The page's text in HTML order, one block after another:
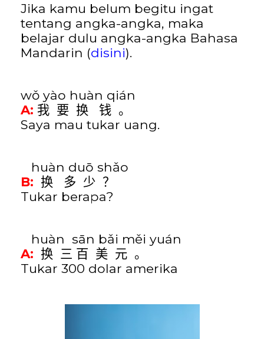
Jika kamu belum begitu ingat
tentang angka-angka, maka
belajar dulu angka-angka Bahasa
Mandarin (disini).
wǒ yào huàn qián
A: 我 要 换 钱 。
Saya mau tukar uang.
huàn duō shǎo
B: 换 多 少 ？
Tukar berapa?
huàn sān bǎi měi yuán
A: 换 三 百 美 元 。
Tukar 300 dolar amerika